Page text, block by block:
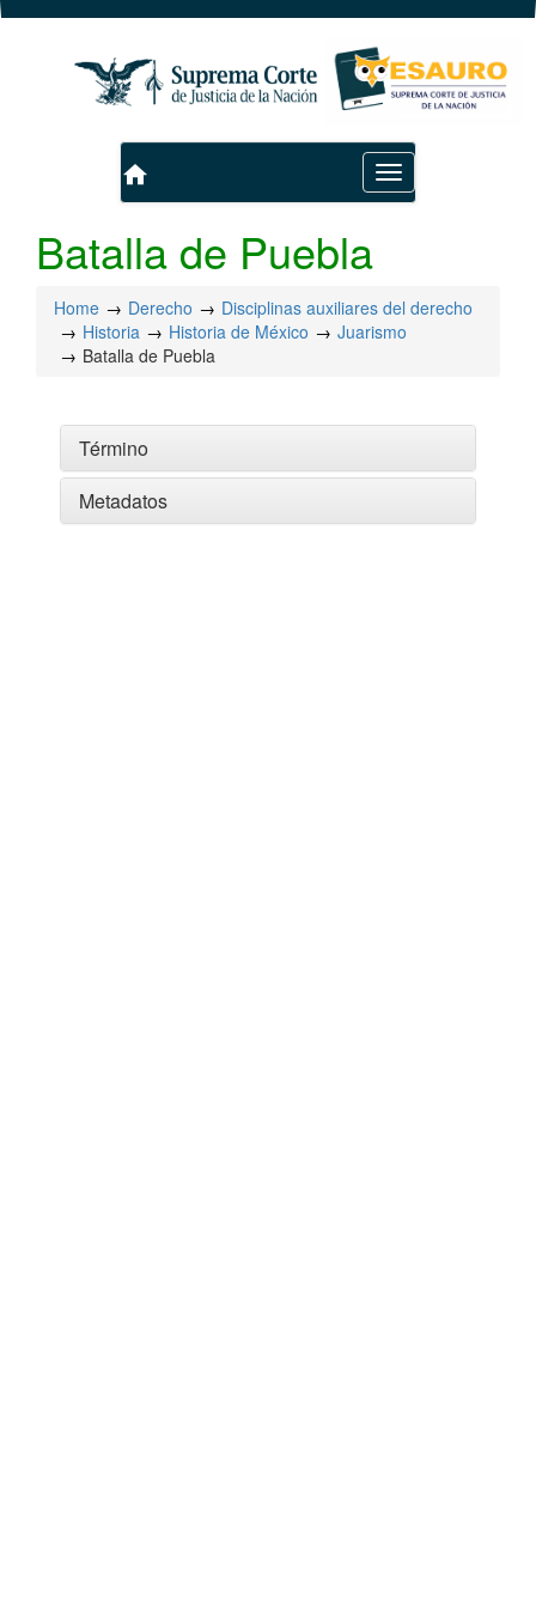
Toggle
navigation
home
Batalla de Puebla
Home Derecho
Disciplinas auxiliares del derecho
Historia
Historia de México
Juarismo
Batalla de Puebla
Término
Metadatos